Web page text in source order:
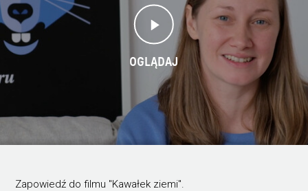
OGLĄDAJ
Zapowiedź do filmu "Kawałek ziemi".